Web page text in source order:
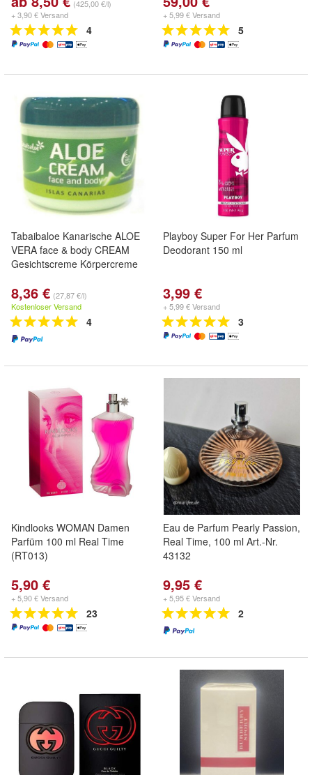
(425,00 €/l)
+ 3,90 € Versand
4
+ 5,99 € Versand
5
Tabaibaloe Kanarische ALOE
VERA face & body CREAM
Gesichtscreme Körpercreme
8,36 € (27,87 €/l)
Kostenloser Versand
4
Playboy Super For Her Parfum
Deodorant 150 ml
3,99 €
+ 5,99 € Versand
3
Kindlooks WOMAN Damen
Parfüm 100 ml Real Time
(RT013)
5,90 €
+ 5,90 € Versand
23
Eau de Parfum Pearly Passion,
Real Time, 100 ml Art.-Nr.
43132
9,95 €
+ 5,95 € Versand
2